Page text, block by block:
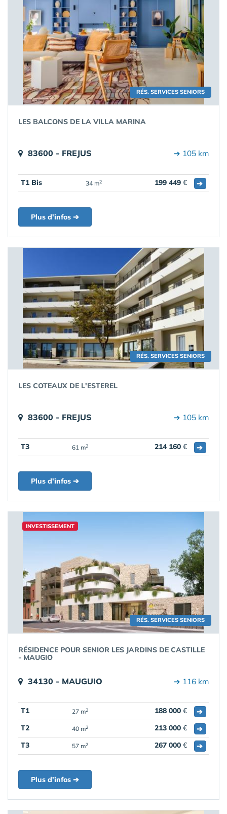
RÉS. SERVICES SENIORS
LES BALCONS DE LA VILLA MARINA
83600 - FREJUS ➔ 105 km
T1 Bis 34 m2 199 449 € ➔
Plus d'infos ➔
RÉS. SERVICES SENIORS
LES COTEAUX DE L'ESTEREL
83600 - FREJUS ➔ 105 km
T3 61 m2 214 160 € ➔
Plus d'infos ➔
RÉS. SERVICES SENIORS
INVESTISSEMENT
RÉSIDENCE POUR SENIOR LES JARDINS DE CASTILLE
- MAUGIO
34130 - MAUGUIO ➔ 116 km
T1 27 m2 188 000 €
➔
T2
40 m2 213 000 €
➔
T3
57 m2 267 000 € ➔
Plus d'infos ➔